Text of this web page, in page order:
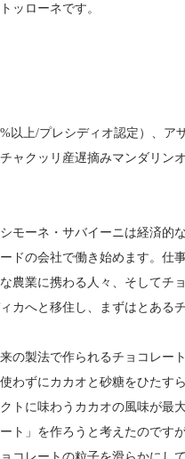
ッローネです。
以上/プレシディオ認定）、
ャクッリ産遅摘みマンダリ
モーネ・サバイーニは経済的
ドの会社で働き始めます。
農業に携わる人々、そして
カへと移住し、まずはとある
の製法で作られるチョコレー
わずにカカオと砂糖をひた
トに味わうカカオの風味が最
ト」を作ろうと考えたのです